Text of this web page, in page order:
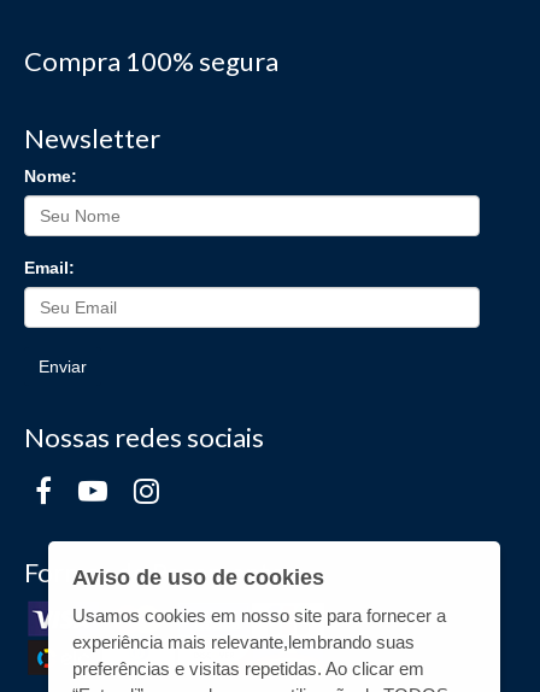
Compra 100% segura
Newsletter
Nome:
Email:
Enviar
Nossas redes sociais
Formas de Pagamento
Aviso de uso de cookies
Usamos cookies em nosso site para fornecer a
experiência mais relevante,lembrando suas
preferências e visitas repetidas. Ao clicar em